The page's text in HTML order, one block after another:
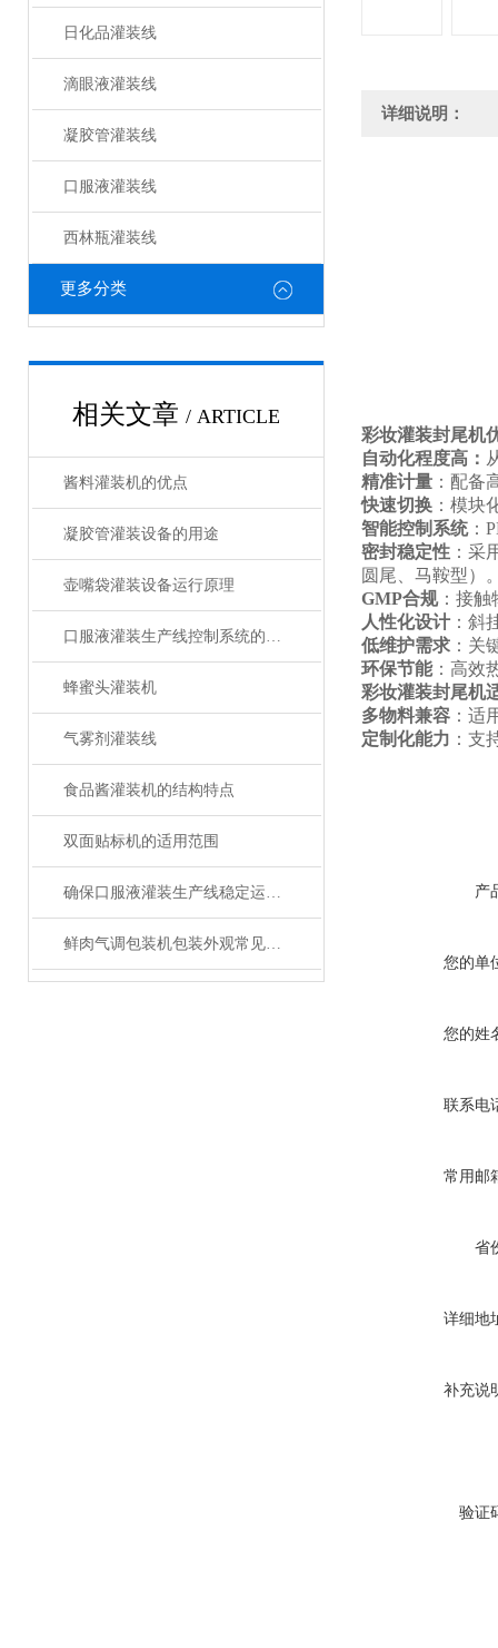
日化品灌装线
滴眼液灌装线
凝胶管灌装线
口服液灌装线
西林瓶灌装线
更多分类
相关文章 / ARTICLE
酱料灌装机的优点
凝胶管灌装设备的用途
壶嘴袋灌装设备运行原理
口服液灌装生产线控制系统的设计与仿真
蜂蜜头灌装机
气雾剂灌装线
食品酱灌装机的结构特点
双面贴标机的适用范围
确保口服液灌装生产线稳定运行的关键措施
鲜肉气调包装机包装外观常见问题与处理方法
详细说明：
彩妆灌装封尾机
自动化程度高 ：
精准计量 ：配备
快速切换 ：模块
智能控制系统：
密封稳定性 ：采
圆尾、马鞍型）
GMP合规：接触
人性化设计 ：斜
低维护需求 ：关
环保节能：高效
彩妆灌装封尾机
多物料兼容 ：适
定制化能力 ：支
产
您的单
您的姓
联系电
常用邮
省
详细地
补充说
验证